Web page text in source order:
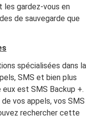
les gardez-vous en
de sauvegarde que
spécialisées dans la
SMS et bien plus
est SMS Backup +.
vos appels, vos SMS
rechercher cette